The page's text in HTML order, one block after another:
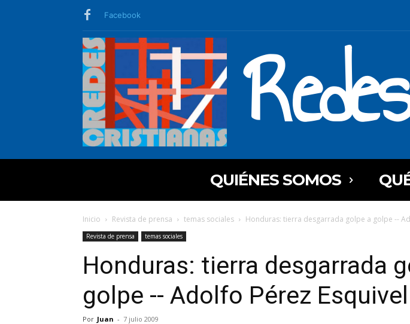
Facebook
QUIÉNES SOMOS
Inicio Revista de prensa temas sociales Honduras: tierra desgarrada golpe a golpe --
Revista de prensa temas sociales
Honduras: tierra desgarrada
golpe -- Adolfo Pérez Esquivel
Por Juan - 7 julio 2009